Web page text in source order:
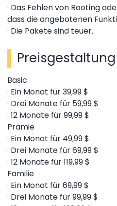
· Das Fehlen von Rooting
dass die angebotenen
· Die Pakete sind teuer.
Preisgestaltung
Basic
· Ein Monat für 39,99 $
· Drei Monate für 59,99 $
· 12 Monate für 99,99 $
Prämie
· Ein Monat für 49,99 $
· Drei Monate für 69,99 $
· 12 Monate für 119,99 $
Familie
· Ein Monat für 69,99 $
· Drei Monate für 99,99 $